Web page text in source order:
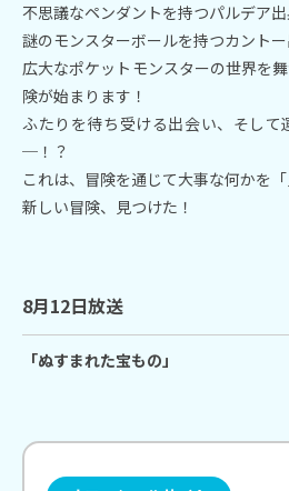
不思議なペンダントを持つパルデア出
謎のモンスターボールを持つカントー
広大なポケットモンスターの世界を
険が始まります！
ふたりを待ち受ける出会い、そして
─！？
これは、冒険を通じて大事な何かを「
新しい冒険、見つけた！
8月12日放送
「ぬすまれた宝もの」